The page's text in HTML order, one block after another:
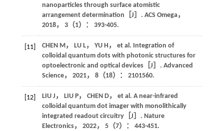
nanoparticles through surface atomistic
arrangement determination［J］. ACS Omega，
2018， 3（1）： 393-405.
[11] CHEN M， LU L， YU H ， et al. Integration of
colloidal quantum dots with photonic structures for
optoelectronic and optical devices［J］. Advanced
Science， 2021， 8（18）： 2101560.
[12] LIU J ， LIU P， CHEN D， et al. A near-infrared
colloidal quantum dot imager with monolithically
integrated readout circuitry［J］. Nature
Electronics， 2022， 5（7）： 443-451.